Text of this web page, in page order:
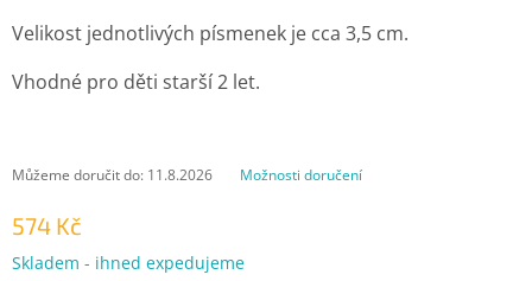
574 Kč
Měrná
Skladem - ihned expedujeme
Můžeme doručit do: 11.8.2026 Možnosti doručení
Velikost jednotlivých písmenek je cca 3,5 cm.
Vhodné pro děti starší 2 let.